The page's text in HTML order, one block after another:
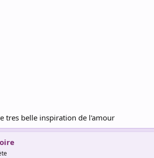
tres belle inspiration de l'amour